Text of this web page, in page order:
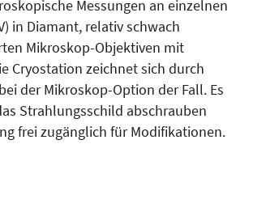
Messungen an einzelnen
in Diamant, relativ schwach
Mikroskop-Objektiven mit
Cryostation zeichnet sich durch
der Mikroskop-Option der Fall. Es
Strahlungsschild abschrauben
frei zugänglich für Modifikationen.